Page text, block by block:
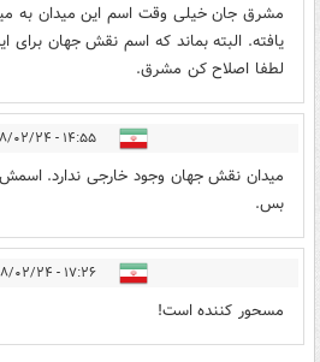
مشرق جان خیلی وقت اسم این میدان به
یافته. البته بماند که اسم نقش جهان برای
لطفا اصلاح کن مشرق.
۱۴:۵۵ - ۱۳۹۸/۰۲/۲۴
میدان نقش جهان وجود خارجی ندارد.
بس.
۱۷:۲۶ - ۱۳۹۸/۰۲/۲۴
مسحور کننده است!